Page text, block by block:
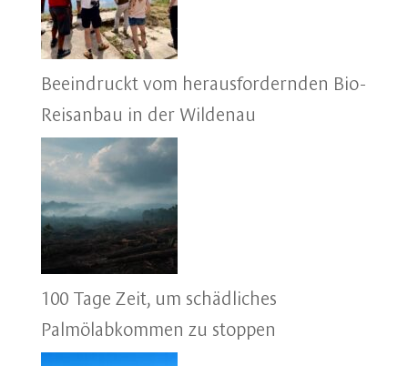
Beeindruckt vom herausfordernden Bio-
Reisanbau in der Wildenau
100 Tage Zeit, um schädliches
Palmölabkommen zu stoppen